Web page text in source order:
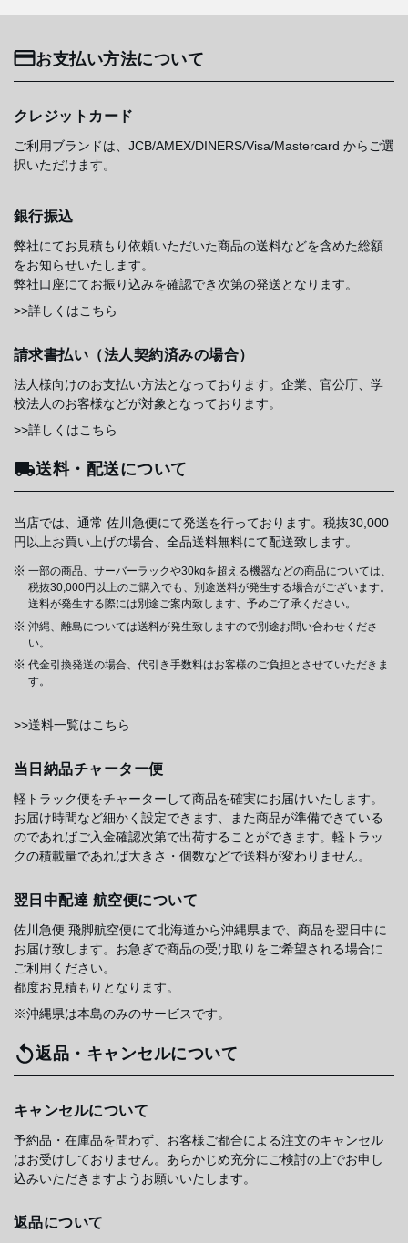
お支払い方法について
クレジットカード
ご利用ブランドは、JCB/AMEX/DINERS/Visa/Mastercard からご選
択いただけます。
銀行振込
弊社にてお見積もり依頼いただいた商品の送料などを含めた総額
をお知らせいたします。
弊社口座にてお振り込みを確認でき次第の発送となります。
>>詳しくはこちら
請求書払い（法人契約済みの場合）
法人様向けのお支払い方法となっております。企業、官公庁、学
校法人のお客様などが対象となっております。
>>詳しくはこちら
送料・配送について
当店では、通常 佐川急便にて発送を行っております。税抜30,000
円以上お買い上げの場合、全品送料無料にて配送致します。
一部の商品、サーバーラックや30kgを超える機器などの商品については、
税抜30,000円以上のご購入でも、別途送料が発生する場合がございます。
送料が発生する際には別途ご案内致します、予めご了承ください。
沖縄、離島については送料が発生致しますので別途お問い合わせくださ
い。
代金引換発送の場合、代引き手数料はお客様のご負担とさせていただきま
す。
>>送料一覧はこちら
当日納品チャーター便
軽トラック便をチャーターして商品を確実にお届けいたします。
お届け時間など細かく設定できます、また商品が準備できている
のであればご入金確認次第で出荷することができます。軽トラッ
クの積載量であれば大きさ・個数などで送料が変わりません。
翌日中配達 航空便について
佐川急便 飛脚航空便にて北海道から沖縄県まで、商品を翌日中に
お届け致します。お急ぎで商品の受け取りをご希望される場合に
ご利用ください。
都度お見積もりとなります。
※沖縄県は本島のみのサービスです。
返品・キャンセルについて
キャンセルについて
予約品・在庫品を問わず、お客様ご都合による注文のキャンセル
はお受けしておりません。あらかじめ充分にご検討の上でお申し
込みいただきますようお願いいたします。
返品について